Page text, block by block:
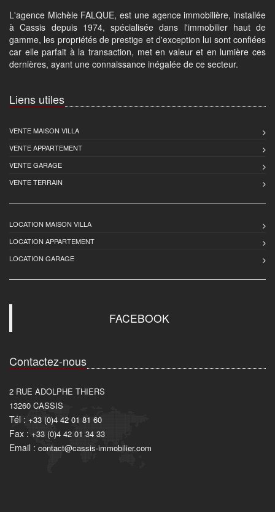
L'agence Michèle FALQUE, est une agence immobilière, installée
à Cassis depuis 1974, spécialisée dans l'immobilier haut de
gamme, les propriétés de prestige et d'exception lui sont confiées
car elle parfait à la transaction, met en valeur et en lumière ces
dernières, ayant une connaissance inégalée de ce secteur.
Liens utiles
VENTE MAISON VILLA
VENTE APPARTEMENT
VENTE GARAGE
VENTE TERRAIN
LOCATION MAISON VILLA
LOCATION APPARTEMENT
LOCATION GARAGE
FACEBOOK
Contactez-nous
2 RUE ADOLPHE THIERS
13260 CASSIS
Tél : +33 (0)4 42 01 81 60
Fax : +33 (0)4 42 01 34 33
Email : contact@cassis-immobilier.com